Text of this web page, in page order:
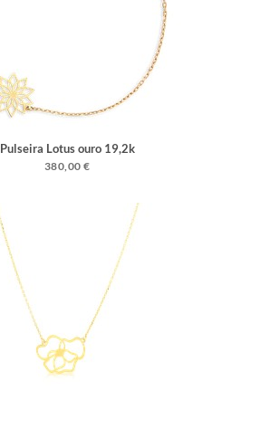
Pulseira Lotus ouro 19,2k
380,00 €